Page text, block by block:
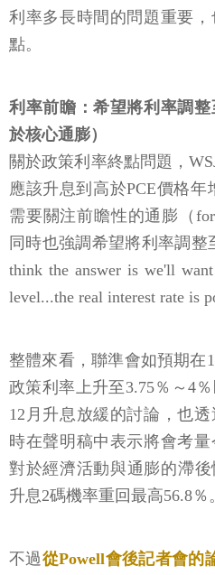
利率多長時間的問題重要
點。
利率前瞻：希望將利率調
於核心通膨）
關於政策利率終點問題，
應該升息到高於PCE價格
需要關注前瞻性的通膨（
同時也強調希望將利率調
think the answer is we'll
level...the real interest rate is
整體來看，聯準會如預期在
政策利率上升至3.75％～4
12月升息放緩的討論，也
時在聲明稿中表示將會考
對於經濟活動與通膨的滯後
升息2碼機率重回最高56.8％。
不過從Powell會後記者會的